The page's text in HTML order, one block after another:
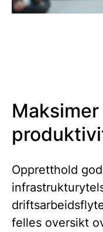
Oppretthold
felles oversikt